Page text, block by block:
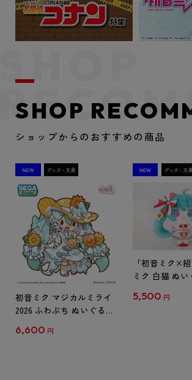
SHOP
ショップからのおすすめの商品
初音ミク マジカルミライ
2026 ふわぷち ぬいぐるみ
6,600 円
「初音ミク×
ミク 白猫 ぬい
5,500 円